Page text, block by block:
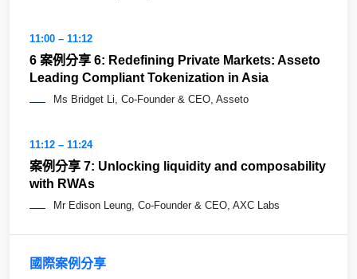
11:00 – 11:12
6 案例分享 6: Redefining Private Markets: Asseto
Leading Compliant Tokenization in Asia
Ms Bridget Li, Co-Founder & CEO, Asseto
11:12 – 11:24
案例分享 7: Unlocking liquidity and composability
with RWAs
Mr Edison Leung, Co-Founder & CEO, AXC Labs
國際案例分享